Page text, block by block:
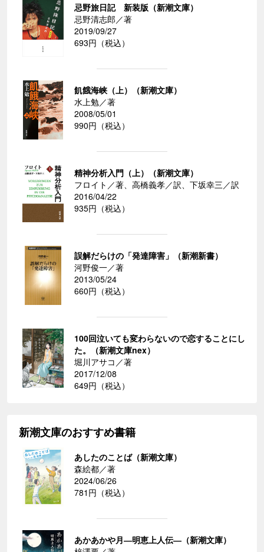
忌野旅日記 新装版（新潮文庫）
忌野清志郎／著
2019/09/27
693円（税込）
飢餓海峡（上）（新潮文庫）
水上勉／著
2008/05/01
990円（税込）
精神分析入門（上）（新潮文庫）
フロイト／著、高橋義孝／訳、下坂幸三／訳
2016/04/22
935円（税込）
誤解だらけの「発達障害」（新潮新書）
河野俊一／著
2013/05/24
660円（税込）
100回泣いても変わらないので恋することにし
た。（新潮文庫nex）
堀川アサコ／著
2017/12/08
649円（税込）
新潮文庫のおすすめ書籍
あしたのことば（新潮文庫）
森絵都／著
2024/06/26
781円（税込）
あかあかや月―明恵上人伝―（新潮文庫）